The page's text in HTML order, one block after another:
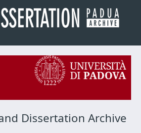
Dissertation Archive